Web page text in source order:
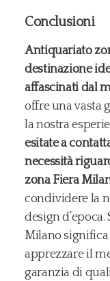
Conclusioni
Antiquariato
destinazione
affascinati dal
offre una vasta
la nostra
esitate a
necessità
zona Fiera
condividere la
design
Milano significa
apprezzare il
garanzia di